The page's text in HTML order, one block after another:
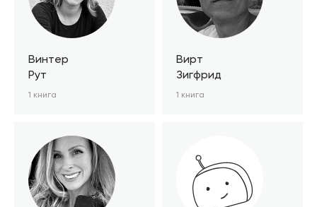
Винтер
Рут
1 книга
Вирт
Зигфрид
1 книга